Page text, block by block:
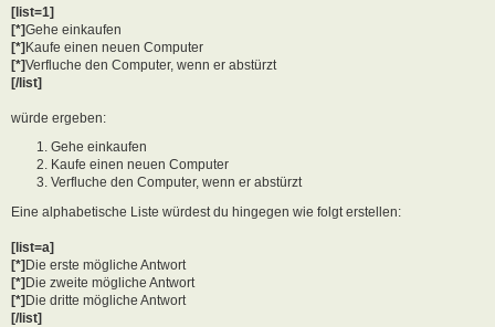
[list=1]
[*]Gehe einkaufen
[*] Kaufe einen neuen Computer
[*]Verfluche den Computer, wenn er abstürzt
[/list]
würde ergeben:
Gehe einkaufen
Kaufe einen neuen Computer
Verfluche den Computer, wenn er abstürzt
Eine alphabetische Liste würdest du hingegen wie folgt erstellen:
[list=a]
[*]Die erste mögliche Antwort
[*]Die zweite mögliche Antwort
[*]Die dritte mögliche Antwort
[/list]